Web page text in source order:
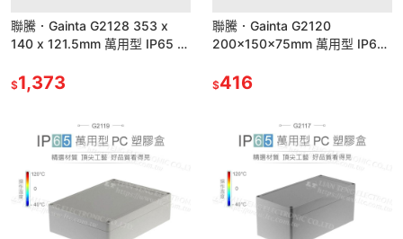
聯騰．Gainta G2128 353 x
140 x 121.5mm 萬用型 IP65 防
$1,373
聯騰．Gainta G2120
200x150x75mm 萬用型 IP65
$416